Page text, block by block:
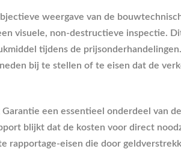
weergave van de
visuele, non-destructieve inspectie.
tijdens de
bij te stellen of te eisen dat de
een essentieel onderdeel van
blijkt dat de kosten voor direct
rapportage-eisen die door